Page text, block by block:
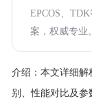
EPCOS、
案，权威专业。
介绍： 本文详细解
别、性能对比及参